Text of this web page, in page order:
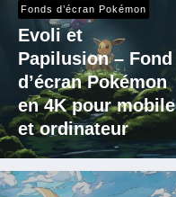
Fonds d’écran Pokémon
Evoli et
Papilusion – Fond
d’écran Pokémon
en 4K pour mobile
et ordinateur